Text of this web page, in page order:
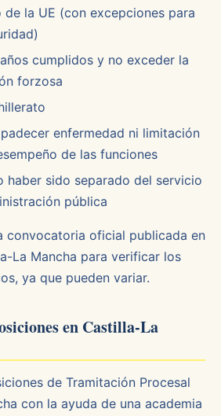
la UE (con excepciones para
cumplidos y no exceder la
forzosa
enfermedad ni limitación
de las funciones
haber sido separado del servicio
pública
convocatoria oficial publicada en
La Mancha para verificar los
ya que pueden variar.
en Castilla-La
de Tramitación Procesal
con la ayuda de una academia